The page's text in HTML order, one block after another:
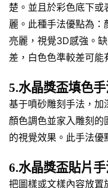
楚。並且於彩色底下
麗。此種手法優點為
亮麗，視覺3D感強。
差，白色色準較差可能
5.水晶獎盃填色
基于噴砂雕刻手法，加
顏色調色並家入雕刻的
的視覺效果。此手法優
6.水晶獎盃貼片
把圖樣或文樣內容放置